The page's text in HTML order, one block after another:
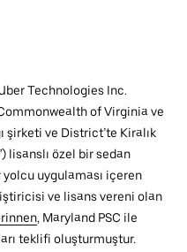
Technologies Inc.
of Virginia ve
şirketi ve District’te Kiralık
lisanslı özel bir sedan
uygulaması içeren
ve lisans vereni olan
, Maryland PSC ile
teklifi oluşturmuştur.